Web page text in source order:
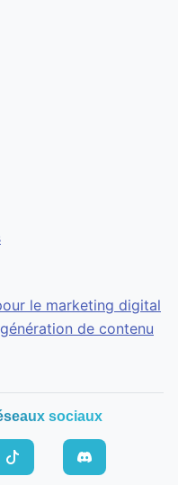
le marketing digital
de contenu
sociaux